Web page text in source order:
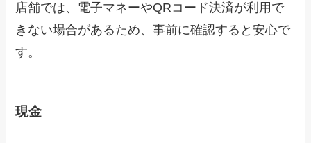
店舗では、電子マネーやQRコード決済が利用で
きない場合があるため、事前に確認すると安心で
す。
現金